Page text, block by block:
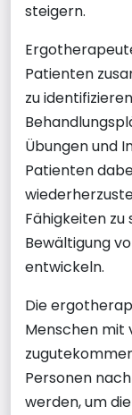
steigern.
Patienten
zu
Übungen und
Patienten
Fähigkeiten
Bewältigung
entwickeln.
Die
Menschen mit
Personen
werden, um